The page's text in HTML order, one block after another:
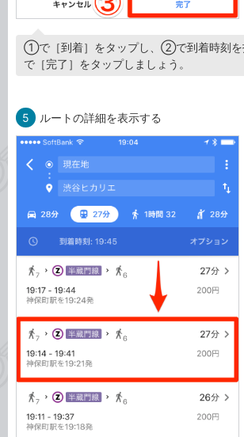
①で［到着］をタップし、②で到着時刻
で［完了］をタップしましょう。
5 ルートの詳細を表示する